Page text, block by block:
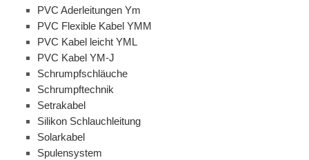
PVC Aderleitungen Ym
PVC Flexible Kabel YMM
PVC Kabel leicht YML
PVC Kabel YM-J
Schrumpfschläuche
Schrumpftechnik
Setrakabel
Silikon Schlauchleitung
Solarkabel
Spulensystem